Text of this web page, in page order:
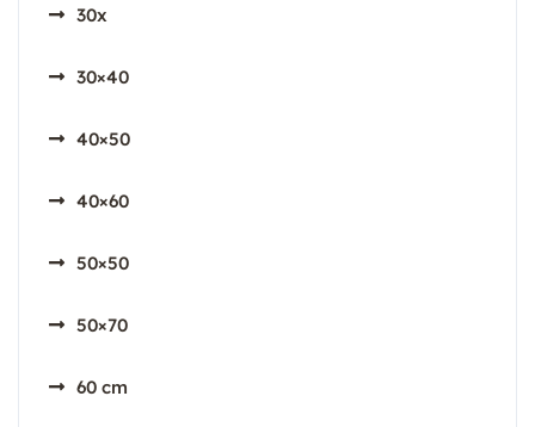
30x
30×40
40×50
40×60
50×50
50×70
60 cm